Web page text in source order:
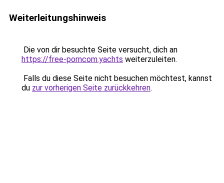
Weiterleitungshinweis
Die von dir besuchte Seite versucht, dich an
https://free-porncom.yachts weiterzuleiten.
Falls du diese Seite nicht besuchen möchtest, kannst
du zur vorherigen Seite zurückkehren.